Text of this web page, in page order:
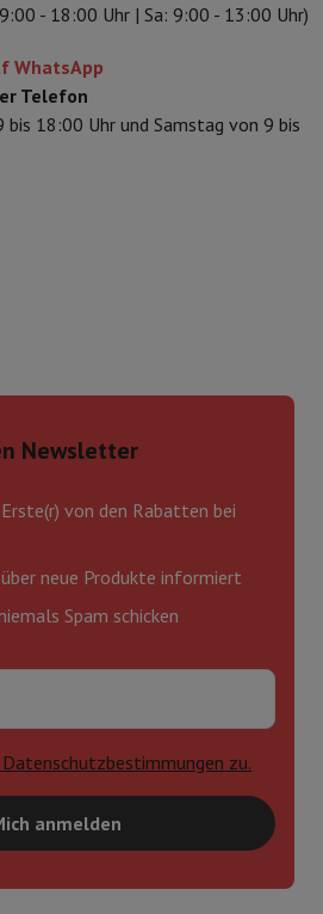
- 18:00 Uhr | Sa: 9:00 - 13:00 Uhr)
WhatsApp
Telefon
18:00 Uhr und Samstag von 9 bis
Newsletter
von den Rabatten bei
neue Produkte informiert
Spam schicken
Datenschutzbestimmungen zu.
anmelden